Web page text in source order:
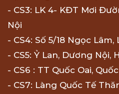
- CS3: LK 4- KĐT Mơi
Nội
- CS4: Số 5/18 Ngọc
- CS5: Ỷ Lan, Dương Nội,
- CS6 : TT Quốc Oai,
- CS7: Làng Quốc Tế